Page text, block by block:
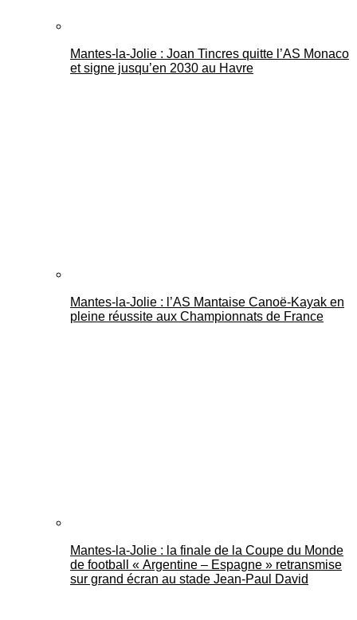
Mantes-la-Jolie : Joan Tincres quitte l’AS Monaco
et signe jusqu’en 2030 au Havre
Mantes-la-Jolie : l’AS Mantaise Canoë‑Kayak en
pleine réussite aux Championnats de France
Mantes-la-Jolie : la finale de la Coupe du Monde
de football « Argentine – Espagne » retransmise
sur grand écran au stade Jean-Paul David